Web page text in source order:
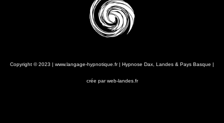
Copyright © 2023 | www.langage-hypnotique.fr | Hypnose Dax, Landes & Pays Basque |
crée par web-landes.fr